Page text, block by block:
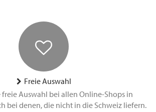
Freie Auswahl
freie Auswahl bei allen Online-Shops in
bei denen, die nicht in die Schweiz liefern.